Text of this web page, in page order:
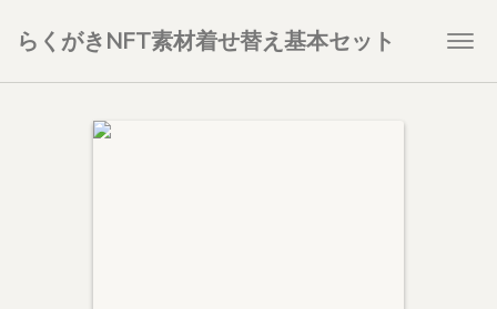
らくがきNFT素材着せ替え基本セット